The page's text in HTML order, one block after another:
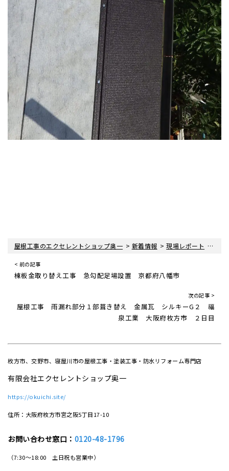
屋根工事のエクセレントショップ奥一 > 新着情報 >現場レポート
< 前の記事
棟板金取り替え工事 急勾配足場設置 京都府八幡市
次の記事 >
屋根工事 雨漏れ部分１部葺き替え 金属瓦 シルキーG２ 福
泉工業 大阪府枚方市 ２日目
枚方市、交野市、寝屋川市の屋根工事・塗装工事・防水リフォーム専門店
有限会社エクセレントショップ奥一
https://okuichi.site/
住所：大阪府枚方市宮之阪5丁目17-10
お問い合わせ窓口： 0120-48-1796
（7:30～18:00 土日祝も営業中）